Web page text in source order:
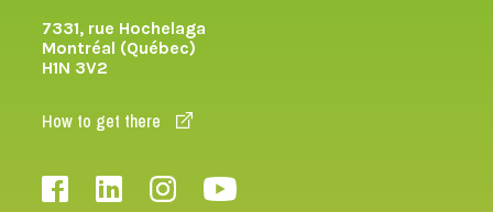
7331, rue Hochelaga
Montréal (Québec)
H1N 3V2
How to get there